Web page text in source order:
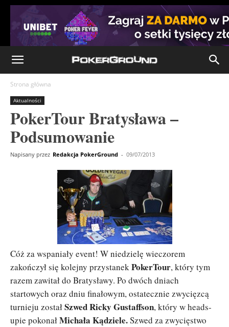
Strona główna
Aktualności
PokerTour Bratysława –
Podsumowanie
Napisany przez Redakcja PokerGround - 09/07/2013
Cóż za wspaniały event! W niedzielę wieczorem
zakończył się kolejny przystanekPokerTour, który tym
razem zawitał do Bratysławy. Po dwóch dniach
startowych oraz dniu finałowym, ostatecznie zwycięzcą
turnieju zostałSzwed Ricky Gustaffson, który w heads-
upie pokonałMichała Kądziele.Szwed za zwycięstwo